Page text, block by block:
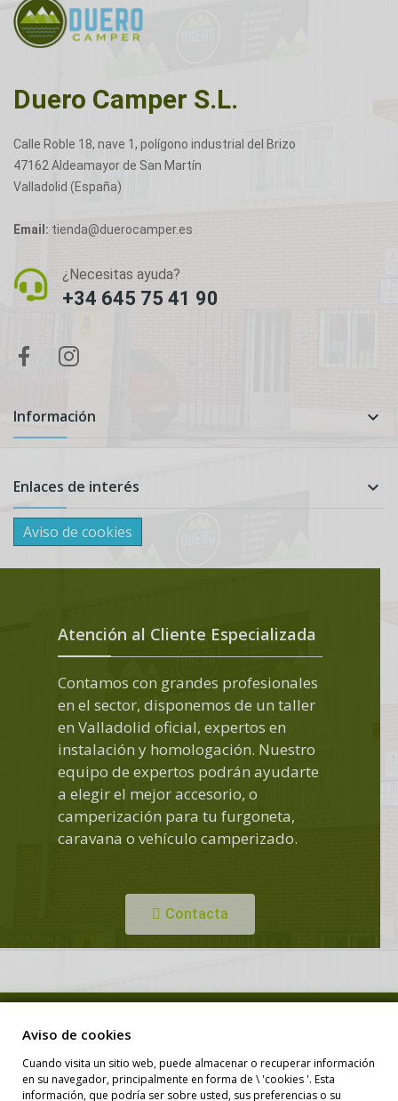
Duero Camper S.L.
Calle Roble 18, nave 1, polígono industrial del Brizo
47162 Aldeamayor de San Martín
Valladolid (España)
Email: tienda@duerocamper.es
¿Necesitas ayuda?
+34 645 75 41 90
Información 
Enlaces de interés 
Aviso de cookies
Atención al Cliente Especializada
Contamos con grandes profesionales
en el sector, disponemos de un taller
en Valladolid oficial, expertos en
instalación y homologación. Nuestro
equipo de expertos podrán ayudarte
a elegir el mejor accesorio, o
camperización para tu furgoneta,
caravana o vehículo camperizado.
Contacta
Diseño Web
Aviso de cookies
Cuando visita un sitio web, puede almacenar o recuperar información
en su navegador, principalmente en forma de \ 'cookies '. Esta
información, que podría ser sobre usted, sus preferencias o su